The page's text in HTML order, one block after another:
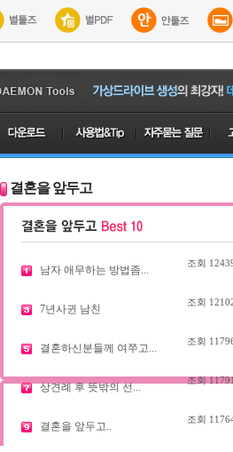
결혼을 앞두고
남자 애무하는 방법좀...
조회
7년사귄 남친
조회
결혼하신분들께 여쭈고...
조회
상견례 후 뜻밖의 선...
조회
결혼을 앞두고..
조회